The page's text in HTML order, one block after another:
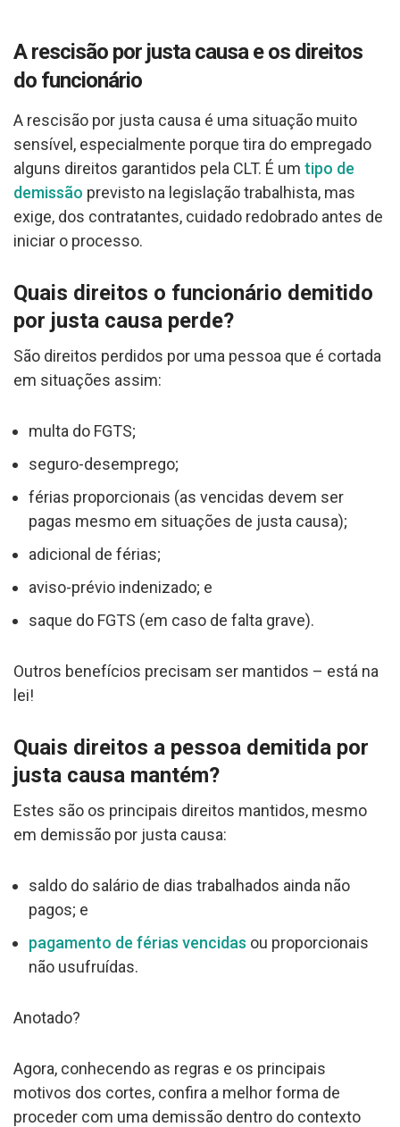
A rescisão por justa causa e os direitos
do funcionário
A rescisão por justa causa é uma situação muito
sensível, especialmente porque tira do empregado
alguns direitos garantidos pela CLT. É um tipo de
demissão previsto na legislação trabalhista, mas
exige, dos contratantes, cuidado redobrado antes de
iniciar o processo.
Quais direitos o funcionário demitido
por justa causa perde?
São direitos perdidos por uma pessoa que é cortada
em situações assim:
multa do FGTS;
seguro-desemprego;
férias proporcionais (as vencidas devem ser
pagas mesmo em situações de justa causa);
adicional de férias;
aviso-prévio indenizado; e
saque do FGTS (em caso de falta grave).
Outros benefícios precisam ser mantidos – está na
lei!
Quais direitos a pessoa demitida por
justa causa mantém?
Estes são os principais direitos mantidos, mesmo
em demissão por justa causa:
saldo do salário de dias trabalhados ainda não
pagos; e
pagamento de férias vencidas ou proporcionais
não usufruídas.
Anotado?
Agora, conhecendo as regras e os principais
motivos dos cortes, confira a melhor forma de
proceder com uma demissão dentro do contexto